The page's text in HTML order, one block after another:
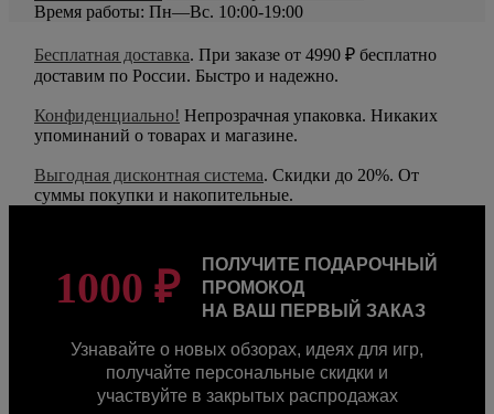
Время работы: Пн—Вс. 10:00-19:00
Бесплатная доставка. При заказе от 4990 ₽ бесплатно
доставим по России. Быстро и надежно.
Конфиденциально! Непрозрачная упаковка. Никаких
упоминаний о товарах и магазине.
Выгодная дисконтная система. Скидки до 20%. От
суммы покупки и накопительные.
1000 ₽
ПОЛУЧИТЕ ПОДАРОЧНЫЙ
ПРОМОКОД
НА ВАШ ПЕРВЫЙ ЗАКАЗ
Узнавайте о новых обзорах, идеях для игр,
получайте персональные скидки и
участвуйте в закрытых распродажах